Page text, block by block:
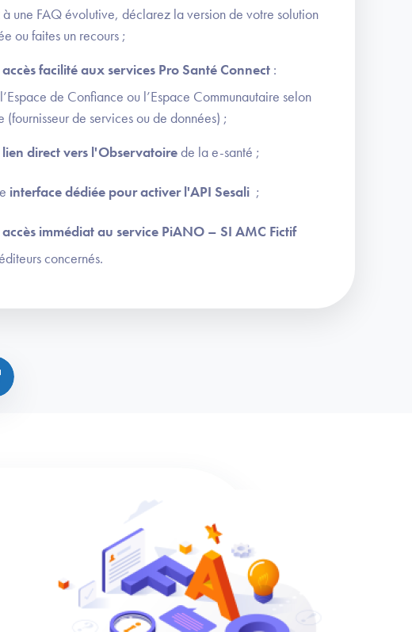
une FAQ évolutive, déclarez la version de votre solution
ou faites un recours ;
accès facilité aux services Pro Santé Connect :
de Confiance ou l’Espace Communautaire selon
(fournisseur de services ou de données) ;
lien direct vers l'Observatoirede la e-santé ;
interface dédiée pour activer l'API Sesali ;
accès immédiat au service PiANO – SI AMC Fictif
concernés.